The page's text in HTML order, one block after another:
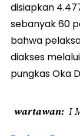
disiapkan
sebanyak 60
bahwa
diakses
pungkas Oka
wartawan I